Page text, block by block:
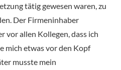
tätig gewesen waren, zu
Der Firmeninhaber
vor allen Kollegen, dass ich
mich etwas vor den Kopf
musste mein